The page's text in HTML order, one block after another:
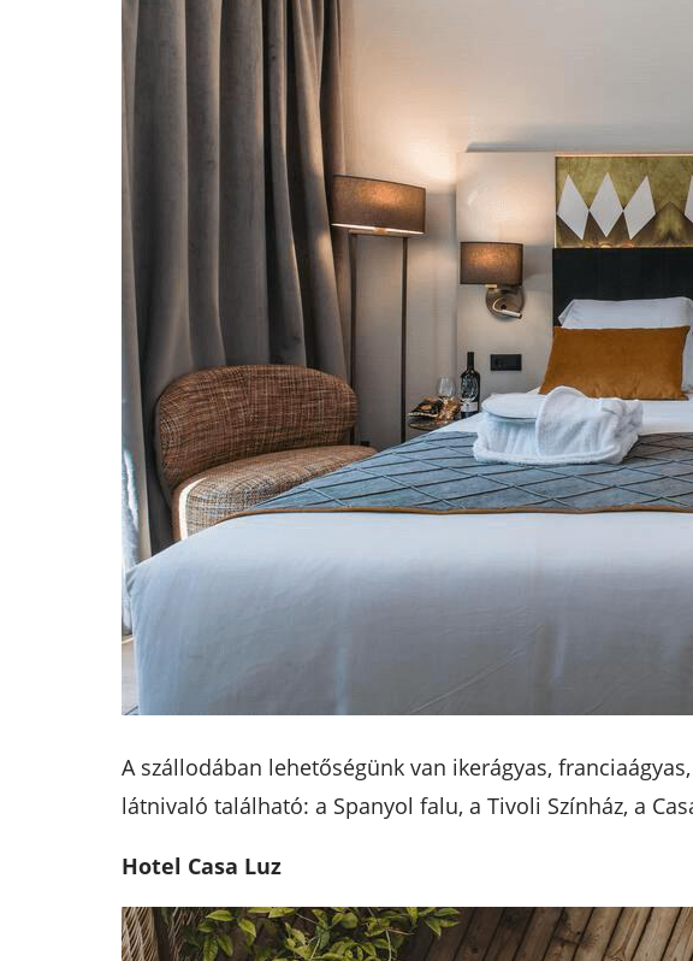
A szállodában lehetőségünk van ikerágyas,
látnivaló található: a Spanyol falu, a Tivoli Színház, a
Hotel Casa Luz